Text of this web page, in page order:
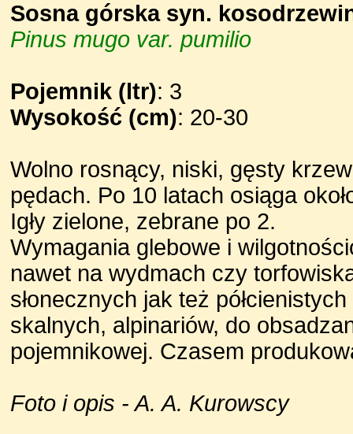
Sosna górska syn.
Pinus mugo var. pumilio
Pojemnik (ltr): 3
Wysokość (cm): 20-30
Wolno rosnący, niski, gęsty
pędach. Po 10 latach osiąga
Igły zielone, zebrane po 2.
Wymagania glebowe i
nawet na wydmach czy
słonecznych jak też
skalnych, alpinariów, do
pojemnikowej. Czasem
Foto i opis - A. A. Kurowscy